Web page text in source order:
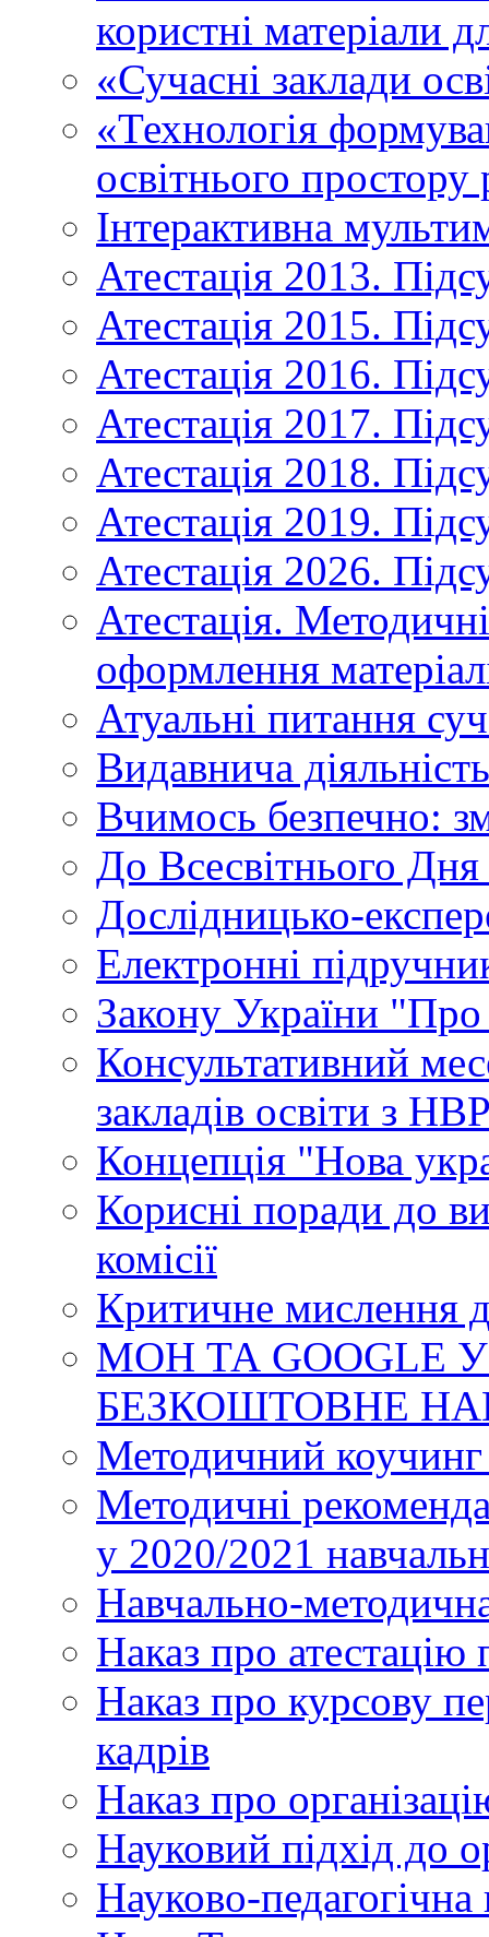
користні матеріали
«Сучасні заклади
«Технологія
освітнього простору
Інтерактивна
Атестація 2013.
Атестація 2015.
Атестація 2016.
Атестація 2017.
Атестація 2018.
Атестація 2019.
Атестація 2026.
Атестація.
оформлення
Атуальні питання
Видавнича діяльність
Вчимось безпечно:
До Всесвітнього Дня
Дослідницько-
Електронні
Закону України "Про
Консультативний
закладів освіти з
Концепція "Нова
Корисні поради до
комісії
Критичне мислення
МОН ТА GOOGLE
БЕЗКОШТОВНЕ
Методичний
Методичні
у 2020/2021
Навчально-
Наказ про атестацію
Наказ про курсову
кадрів
Наказ про
Науковий підхід до
Науково-